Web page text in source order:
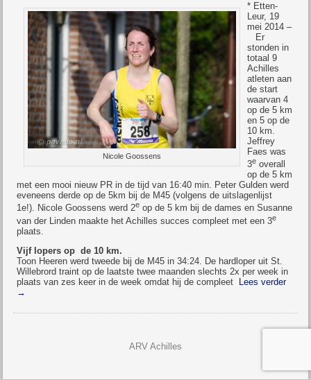
Nicole Goossens
* Etten-
Leur, 19
mei 2014 –
Er
stonden in
totaal 9
Achilles
atleten aan
de start
waarvan 4
op de 5 km
en 5 op de
10 km.
Jeffrey
Faes was
3e overall
op de 5 km
met een mooi nieuw PR in de tijd van 16:40 min. Peter Gulden werd
eveneens derde op de 5km bij de M45 (volgens de uitslagenlijst
1e!). Nicole Goossens werd 2e op de 5 km bij de dames en Susanne
van der Linden maakte het Achilles succes compleet met een 3e
plaats.
Vijf lopers op de 10 km.
Toon Heeren werd tweede bij de M45 in 34:24. De hardloper uit St.
Willebrord traint op de laatste twee maanden slechts 2x per week in
plaats van zes keer in de week omdat hij de compleet
Lees verder
→
ARV Achilles